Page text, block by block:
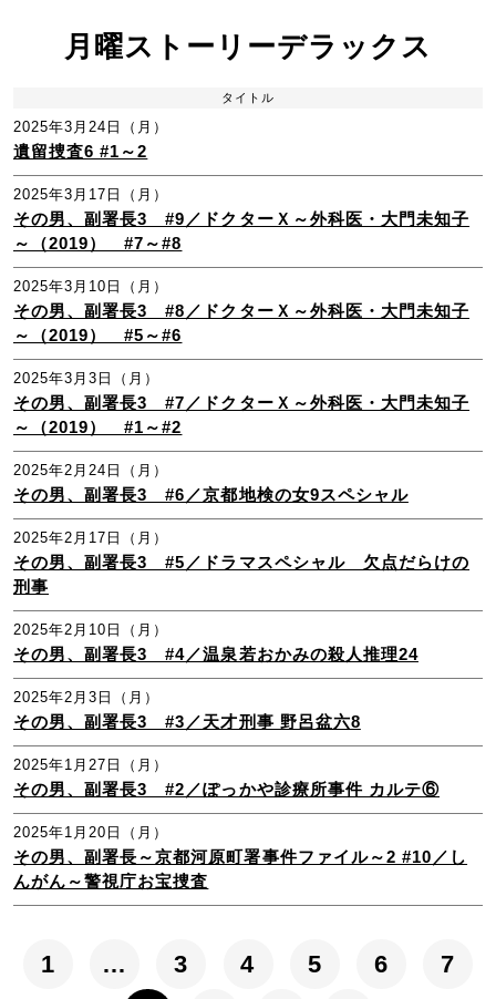
月曜ストーリーデラックス
タイトル
2025年3月24日（月）
遺留捜査6 #1～2
2025年3月17日（月）
その男、副署長3 #9／ドクターＸ～外科医・大門未知子
～（2019） #7～#8
2025年3月10日（月）
その男、副署長3 #8／ドクターＸ～外科医・大門未知子
～（2019） #5～#6
2025年3月3日（月）
その男、副署長3 #7／ドクターＸ～外科医・大門未知子
～（2019） #1～#2
2025年2月24日（月）
その男、副署長3 #6／京都地検の女9スペシャル
2025年2月17日（月）
その男、副署長3 #5／ドラマスペシャル 欠点だらけの
刑事
2025年2月10日（月）
その男、副署長3 #4／温泉若おかみの殺人推理24
2025年2月3日（月）
その男、副署長3 #3／天才刑事 野呂盆六8
2025年1月27日（月）
その男、副署長3 #2／ぽっかや診療所事件 カルテ⑥
2025年1月20日（月）
その男、副署長～京都河原町署事件ファイル～2 #10／し
んがん～警視庁お宝捜査
1 … 3 4 5 6
7